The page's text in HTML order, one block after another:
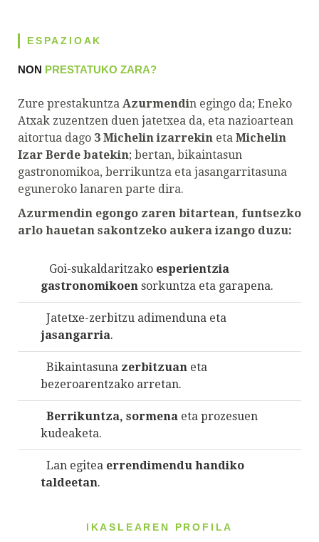
ESPAZIOAK
NON PRESTATUKO ZARA?
Zure prestakuntza Azurmendin egingo da; Eneko
Atxak zuzentzen duen jatetxea da, eta nazioartean
aitortua dago 3 Michelin izarrekin eta Michelin
Izar Berde batekin; bertan, bikaintasun
gastronomikoa, berrikuntza eta jasangarritasuna
eguneroko lanaren parte dira.
Azurmendin egongo zaren bitartean, funtsezko
arlo hauetan sakontzeko aukera izango duzu:
Goi-sukaldaritzako esperientzia
gastronomikoen sorkuntza eta garapena.
Jatetxe-zerbitzu adimenduna eta
jasangarria.
Bikaintasuna zerbitzuan eta
bezeroarentzako arretan.
Berrikuntza, sormena eta prozesuen
kudeaketa.
Lan egitea errendimendu handiko
taldeetan.
IKASLEAREN PROFILA